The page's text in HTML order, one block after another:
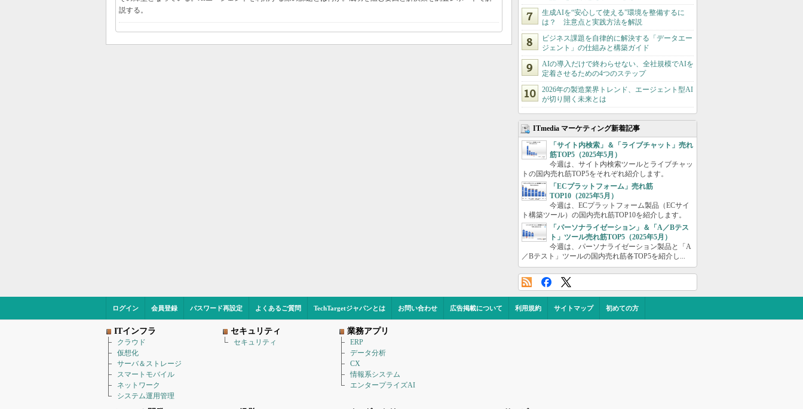
説する。
生成AIを“安心して使える”環境を整備するに
は？ 注意点と実践方法を解説
ビジネス課題を自律的に解決する「データエー
ジェント」の仕組みと構築ガイド
AIの導入だけで終わらせない、全社規模でAIを
定着させるための4つのステップ
2026年の製造業界トレンド、エージェント型AI
が切り開く未来とは
ITmedia マーケティング新着記事
「サイト内検索」＆「ライブチャット」売れ
筋TOP5（2025年5月）
今週は、サイト内検索ツールとライブチャッ
トの国内売れ筋TOP5をそれぞれ紹介します。
「ECプラットフォーム」売れ筋
TOP10（2025年5月）
今週は、ECプラットフォーム製品（ECサイ
ト構築ツール）の国内売れ筋TOP10を紹介します。
「パーソナライゼーション」＆「A／Bテス
ト」ツール売れ筋TOP5（2025年5月）
今週は、パーソナライゼーション製品と「A
／Bテスト」ツールの国内売れ筋各TOP5を紹介し...
ログイン 会員登録 パスワード再設定 よくあるご質問 TechTargetジャパンとは お問い合わせ 広告掲載について 利用規約 サイトマップ 初めての方
ITインフラ
クラウド
仮想化
サーバ＆ストレージ
スマートモバイル
ネットワーク
システム運用管理
セキュリティ
セキュリティ
業務アプリ
ERP
データ分析
CX
情報系システム
エンタープライズAI